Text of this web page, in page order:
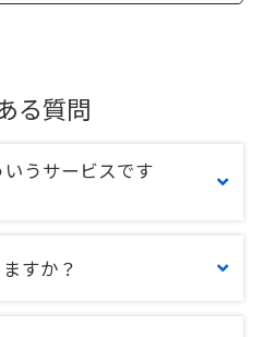
る質問
うサービスです
すか？